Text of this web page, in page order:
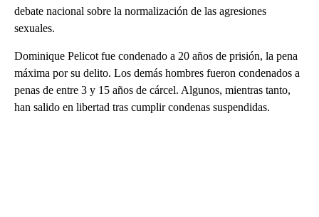
debate nacional sobre la normalización de las agresiones
sexuales.
Dominique Pelicot fue condenado a 20 años de prisión, la pena
máxima por su delito. Los demás hombres fueron condenados a
penas de entre 3 y 15 años de cárcel. Algunos, mientras tanto,
han salido en libertad tras cumplir condenas suspendidas.